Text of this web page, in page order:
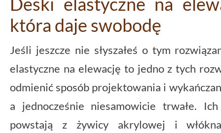
która daje swobodę
Jeśli jeszcze nie słyszałeś o tym
elastyczne na elewację to jedno z tych
odmienić sposób projektowania i
a jednocześnie niesamowicie trwałe.
powstają z żywicy akrylowej i